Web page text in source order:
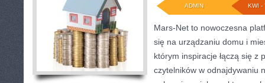
KWI -
ADMIN
Mars-Net to nowoczesna
się na urządzaniu domu i
którym inspiracje łączą się z
czytelników w odnajdywaniu